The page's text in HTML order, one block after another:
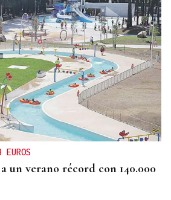
EUROS
un verano récord con 140.000